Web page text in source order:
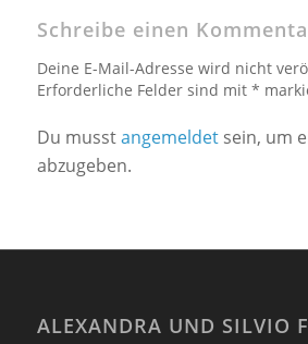
Schreibe einen
Deine E-Mail-Adresse wird nicht
Erforderliche Felder sind mit *
Du musstangemeldetsein, um
abzugeben.
ALEXANDRA UND SILVIO